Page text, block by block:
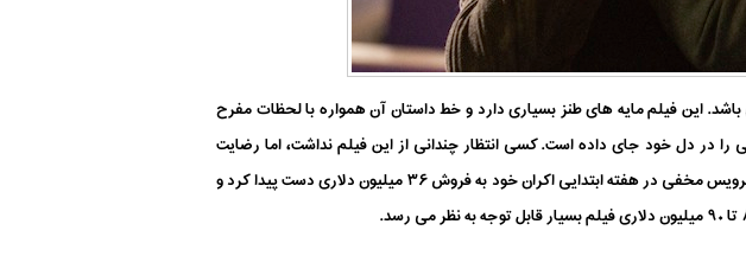
این فیلم مایه های طنز بسیاری دارد و خط داستان آن همواره با لحظات مفرح
در دل خود جای داده است. کسی انتظار چندانی از این فیلم نداشت، اما رضایت
بینندگان از این فیلم دهان به دهان چرخید و آن را تبدیل به فیلم موفقیت آمیزی کرد. فیلم کینگزمن: سرویس مخفی در هفته ابتدایی اکران خود به فروش ۳۶ میلیون دلاری دست پیدا کرد و